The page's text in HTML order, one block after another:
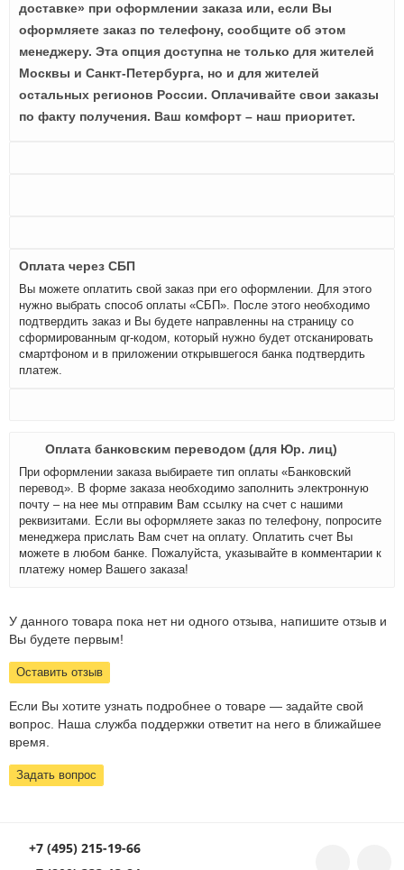
доставке» при оформлении заказа или, если Вы
оформляете заказ по телефону, сообщите об этом
менеджеру. Эта опция доступна не только для жителей
Москвы и Санкт-Петербурга, но и для жителей
остальных регионов России. Оплачивайте свои заказы
по факту получения. Ваш комфорт – наш приоритет.
Оплата через СБП
Вы можете оплатить свой заказ при его оформлении. Для этого
нужно выбрать способ оплаты «СБП». После этого необходимо
подтвердить заказ и Вы будете направленны на страницу со
сформированным qr-кодом, который нужно будет отсканировать
смартфоном и в приложении открывшегося банка подтвердить
платеж.
Оплата банковским переводом (для Юр. лиц)
При оформлении заказа выбираете тип оплаты «Банковский
перевод». В форме заказа необходимо заполнить электронную
почту – на нее мы отправим Вам ссылку на счет с нашими
реквизитами. Если вы оформляете заказ по телефону, попросите
менеджера прислать Вам счет на оплату. Оплатить счет Вы
можете в любом банке. Пожалуйста, указывайте в комментарии к
платежу номер Вашего заказа!
У данного товара пока нет ни одного отзыва, напишите отзыв и
Вы будете первым!
Оставить отзыв
Если Вы хотите узнать подробнее о товаре — задайте свой
вопрос. Наша служба поддержки ответит на него в ближайшее
время.
Задать вопрос
+7 (495) 215-19-66